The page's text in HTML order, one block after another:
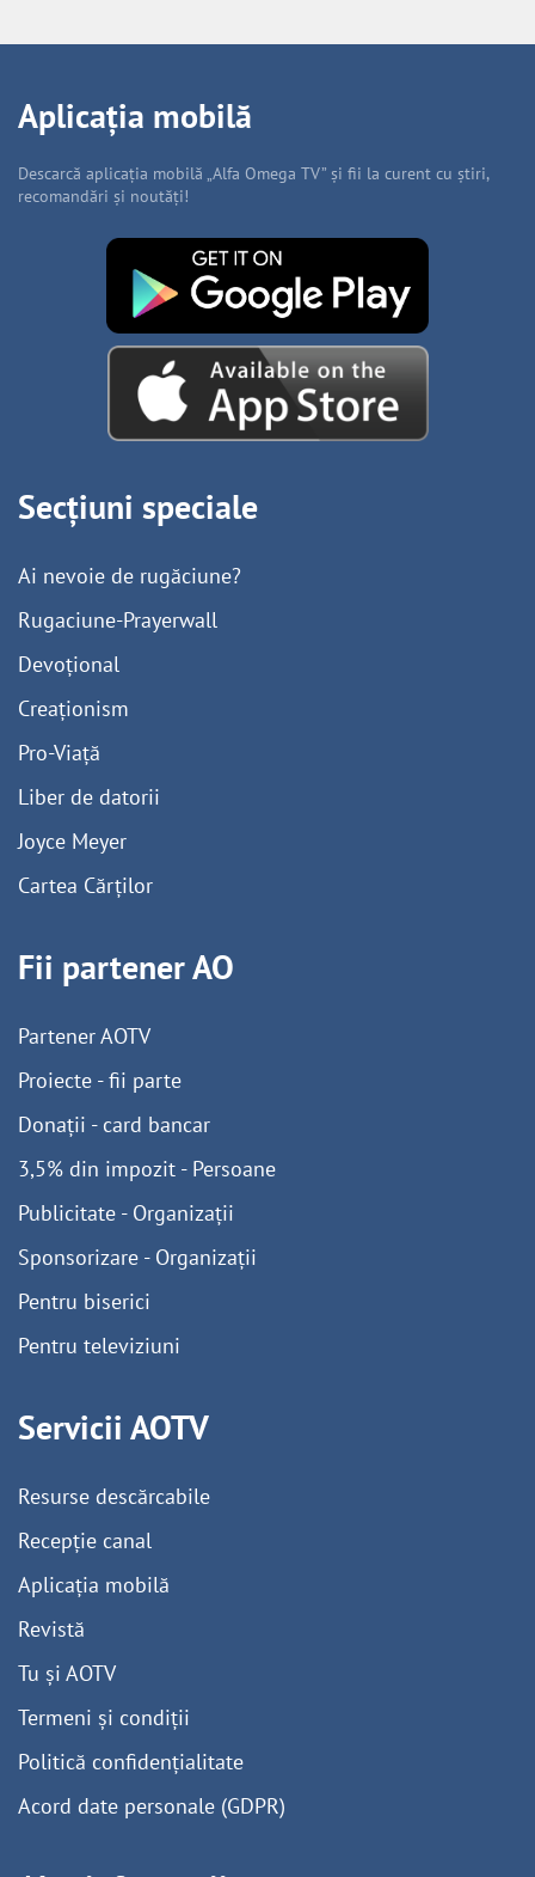
Aplicația mobilă
Descarcă aplicația mobilă „Alfa Omega TV” și fii la curent cu știri,
recomandări și noutăți!
Secțiuni speciale
Ai nevoie de rugăciune?
Rugaciune-Prayerwall
Devoțional
Creaționism
Pro-Viață
Liber de datorii
Joyce Meyer
Cartea Cărților
Fii partener AO
Partener AOTV
Proiecte - fii parte
Donații - card bancar
3,5% din impozit - Persoane
Publicitate - Organizații
Sponsorizare - Organizații
Pentru biserici
Pentru televiziuni
Servicii AOTV
Resurse descărcabile
Recepție canal
Aplicația mobilă
Revistă
Tu și AOTV
Termeni și condiții
Politică confidențialitate
Acord date personale (GDPR)